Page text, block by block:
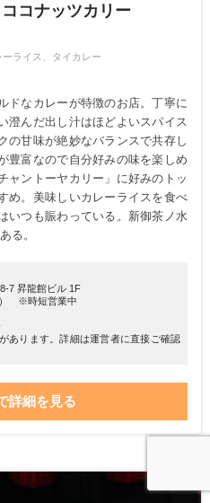
コナッツカリー
ーライス、タイカレー
ドなカレーが特徴のお店。丁寧に
澄んだ出し汁はほどよいスパイス
の甘味が絶妙なバランスで共存し
豊富なので自分好みの味を楽しめ
ャントーヤカリー」に好みのトッ
め。美味しいカレーライスを食べ
いつも賑わっている。新御茶ノ水
る。
7 昇龍館ビル 1F
） ※時短営業中
あります。詳細は運営者に直接ご確認
詳細を見る